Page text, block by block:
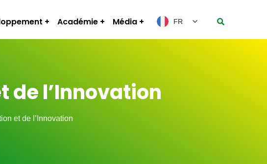
Académie Média FR
de l’Innovation
et de l’Innovation